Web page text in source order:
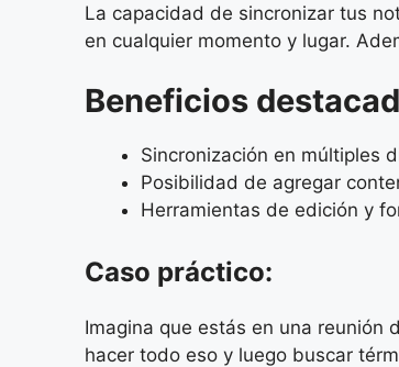
La capacidad de sincronizar tus
en cualquier momento y lugar.
Beneficios
Sincronización en múltiples
Posibilidad de agregar
Herramientas de edición y
Caso práctico:
Imagina que estás en una reunión
hacer todo eso y luego buscar